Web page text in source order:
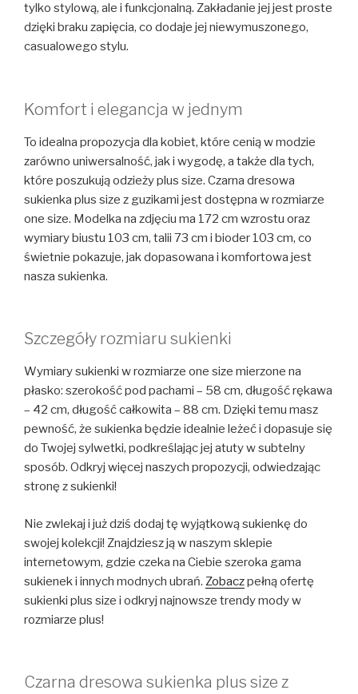
tylko stylową, ale i funkcjonalną. Zakładanie jej jest proste
dzięki braku zapięcia, co dodaje jej niewymuszonego,
casualowego stylu.
Komfort i elegancja w jednym
To idealna propozycja dla kobiet, które cenią w modzie
zarówno uniwersalność, jak i wygodę, a także dla tych,
które poszukują odzieży plus size. Czarna dresowa
sukienka plus size z guzikami jest dostępna w rozmiarze
one size. Modelka na zdjęciu ma 172 cm wzrostu oraz
wymiary biustu 103 cm, talii 73 cm i bioder 103 cm, co
świetnie pokazuje, jak dopasowana i komfortowa jest
nasza sukienka.
Szczegóły rozmiaru sukienki
Wymiary sukienki w rozmiarze one size mierzone na
płasko: szerokość pod pachami – 58 cm, długość rękawa
– 42 cm, długość całkowita – 88 cm. Dzięki temu masz
pewność, że sukienka będzie idealnie leżeć i dopasuje się
do Twojej sylwetki, podkreślając jej atuty w subtelny
sposób. Odkryj więcej naszych propozycji, odwiedzając
stronę z sukienki!
Nie zwlekaj i już dziś dodaj tę wyjątkową sukienkę do
swojej kolekcji! Znajdziesz ją w naszym sklepie
internetowym, gdzie czeka na Ciebie szeroka gama
sukienek i innych modnych ubrań. Zobaczpełną ofertę
sukienki plus size i odkryj najnowsze trendy mody w
rozmiarze plus!
Czarna dresowa sukienka plus size z